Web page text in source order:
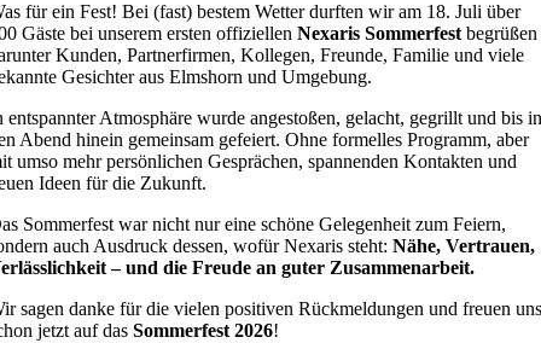
für ein Fest! Bei (fast) bestem Wetter durften wir am 18. Juli über
Gäste bei unserem ersten offiziellenNexaris Sommerfestbegrüßen
Kunden, Partnerfirmen, Kollegen, Freunde, Familie und viele
Gesichter aus Elmshorn und Umgebung.
entspannter Atmosphäre wurde angestoßen, gelacht, gegrillt und bis
Abend hinein gemeinsam gefeiert. Ohne formelles Programm, aber
umso mehr persönlichen Gesprächen, spannenden Kontakten und
Ideen für die Zukunft.
Sommerfest war nicht nur eine schöne Gelegenheit zum Feiern,
auch Ausdruck dessen, wofür Nexaris steht:Nähe, Vertrauen,
– und die Freude an guter Zusammenarbeit.
sagen danke für die vielen positiven Rückmeldungen und freuen
jetzt auf dasSommerfest 2026!